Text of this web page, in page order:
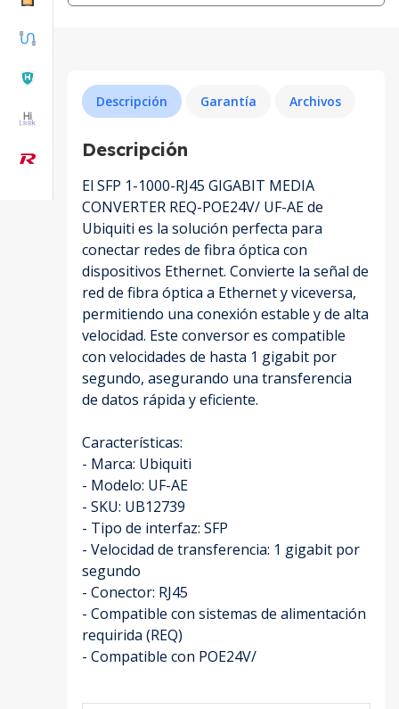
Descripción Garantía Archivos
Descripción
El SFP 1-1000-RJ45 GIGABIT MEDIA
CONVERTER REQ-POE24V/ UF-AE de
Ubiquiti es la solución perfecta para
conectar redes de fibra óptica con
dispositivos Ethernet. Convierte la señal de
red de fibra óptica a Ethernet y viceversa,
permitiendo una conexión estable y de alta
velocidad. Este conversor es compatible
con velocidades de hasta 1 gigabit por
segundo, asegurando una transferencia
de datos rápida y eficiente.
Características:
- Marca: Ubiquiti
- Modelo: UF-AE
- SKU: UB12739
- Tipo de interfaz: SFP
- Velocidad de transferencia: 1 gigabit por
segundo
- Conector: RJ45
- Compatible con sistemas de alimentación
requirida (REQ)
- Compatible con POE24V/